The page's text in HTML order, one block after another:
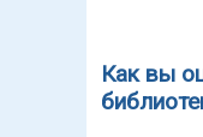
Как вы